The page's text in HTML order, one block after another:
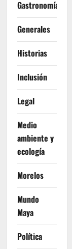
Gastronomía
Generales
Historias
Inclusión
Legal
Medio
ambiente y
ecología
Morelos
Mundo
Maya
Política